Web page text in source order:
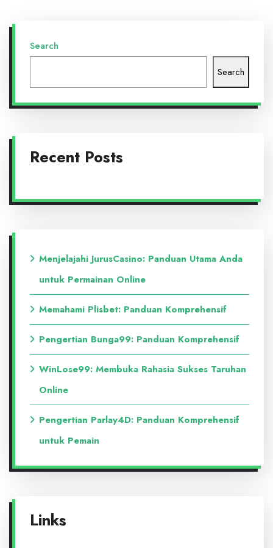
Search
Search
Recent Posts
Menjelajahi JurusCasino: Panduan Utama Anda
untuk Permainan Online
Memahami Plisbet: Panduan Komprehensif
Pengertian Bunga99: Panduan Komprehensif
WinLose99: Membuka Rahasia Sukses Taruhan
Online
Pengertian Parlay4D: Panduan Komprehensif
untuk Pemain
Links